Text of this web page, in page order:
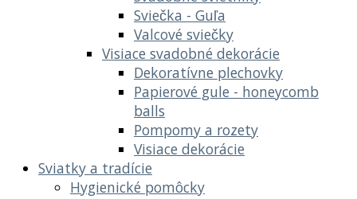
Sviečka - Guľa
Valcové sviečky
Visiace svadobné dekorácie
Dekoratívne plechovky
Papierové gule - honeycomb
balls
Pompomy a rozety
Visiace dekorácie
Sviatky a tradície
Hygienické pomôcky